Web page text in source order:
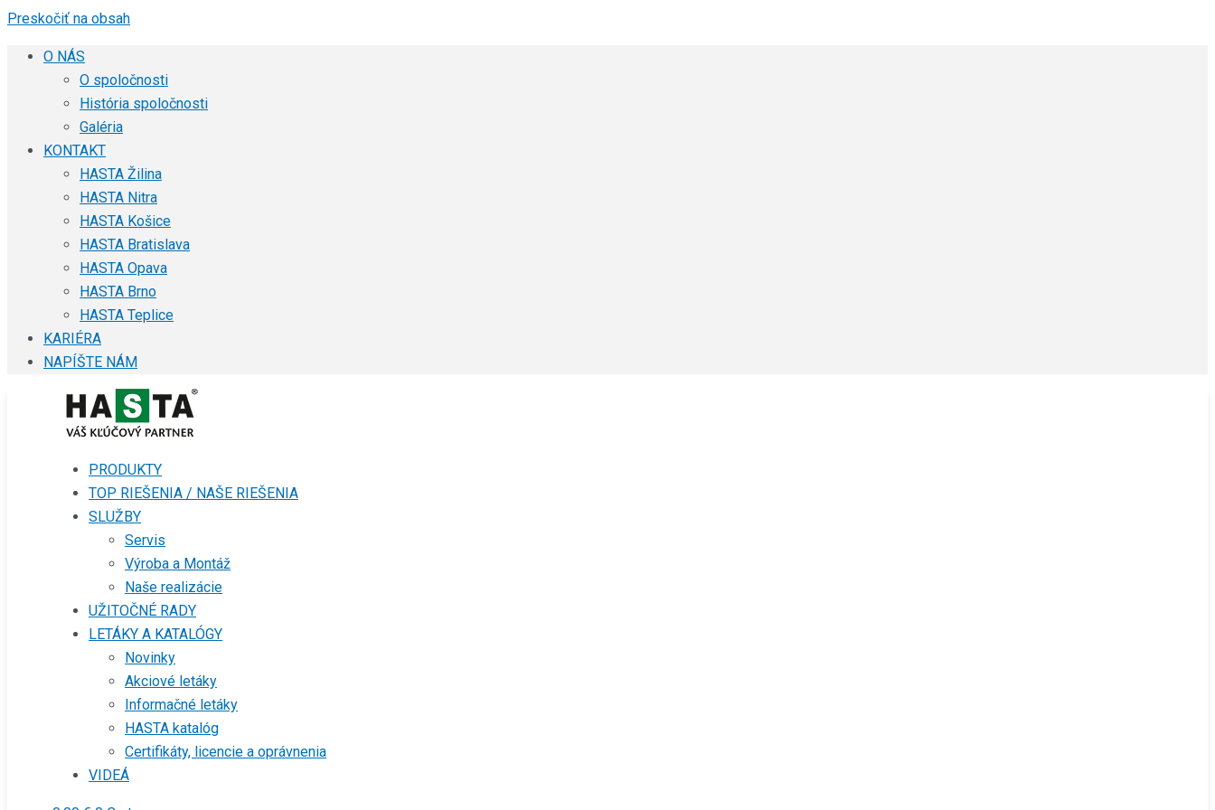
Preskočiť na obsah
O NÁS
O spoločnosti
História spoločnosti
Galéria
KONTAKT
HASTA Žilina
HASTA Nitra
HASTA Košice
HASTA Bratislava
HASTA Opava
HASTA Brno
HASTA Teplice
KARIÉRA
NAPÍŠTE NÁM
PRODUKTY
TOP RIEŠENIA / NAŠE RIEŠENIA
SLUŽBY
Servis
Výroba a Montáž
Naše realizácie
UŽITOČNÉ RADY
LETÁKY A KATALÓGY
Novinky
Akciové letáky
Informačné letáky
HASTA katalóg
Certifikáty, licencie a oprávnenia
VIDEÁ